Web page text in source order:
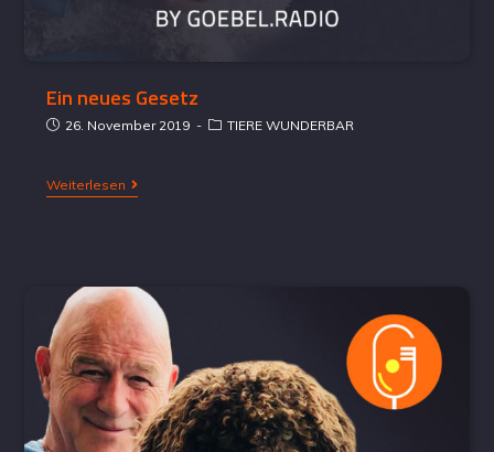
Ein neues Gesetz
26. November 2019 TIERE WUNDERBAR
Weiterlesen